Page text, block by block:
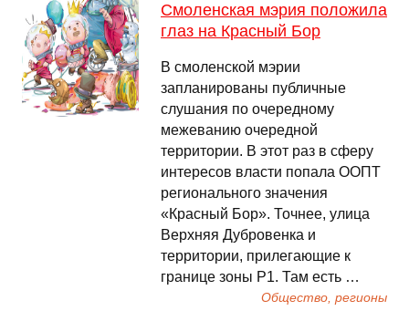
Смоленская мэрия положила
глаз на Красный Бор
В смоленской мэрии
запланированы публичные
слушания по очередному
межеванию очередной
территории. В этот раз в сферу
интересов власти попала ООПТ
регионального значения
«Красный Бор». Точнее, улица
Верхняя Дубровенка и
территории, прилегающие к
границе зоны Р1. Там есть …
Общество, регионы